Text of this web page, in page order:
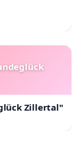
Zillertal"